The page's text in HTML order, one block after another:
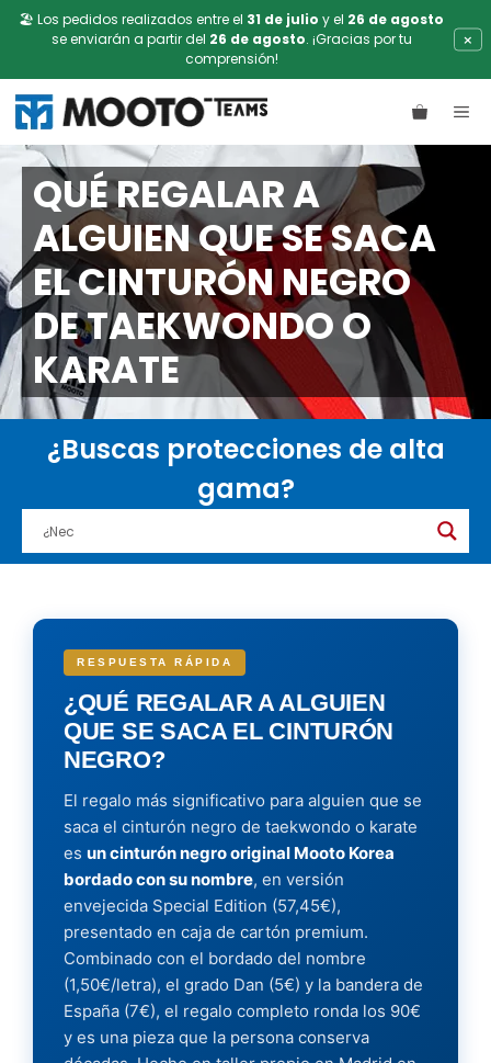
🏖️ Los pedidos realizados entre el 31 de julio y el 26 de agosto
se enviarán a partir del 26 de agosto. ¡Gracias por tu
comprensión!
×
Saltar
contenido
QUÉ REGALAR A
ALGUIEN QUE SE SACA
EL CINTURÓN NEGRO
DE TAEKWONDO O
KARATE
¿Buscas protecciones de alta
gama?
RESPUESTA RÁPIDA
¿QUÉ REGALAR A ALGUIEN
QUE SE SACA EL CINTURÓN
NEGRO?
El regalo más significativo para alguien que se
saca el cinturón negro de taekwondo o karate
es un cinturón negro original Mooto Korea
bordado con su nombre, en versión
envejecida Special Edition (57,45€),
presentado en caja de cartón premium.
Combinado con el bordado del nombre
(1,50€/letra), el grado Dan (5€) y la bandera de
España (7€), el regalo completo ronda los 90€
y es una pieza que la persona conserva